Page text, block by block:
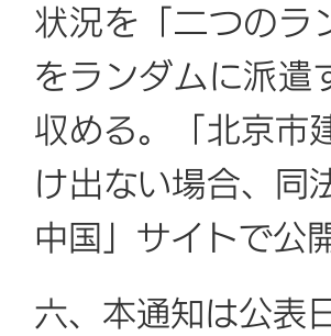
状況を「二つのラ
をランダムに派遣
収める。「北京市
け出ない場合、同
中国」サイトで公
六、本通知は公表